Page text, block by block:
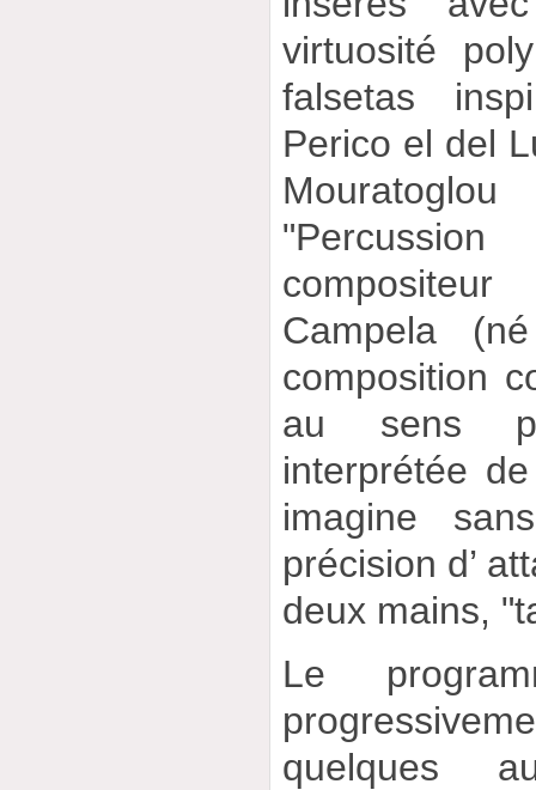
virtuosité
falsetas
Perico el del
Campela
composition
au sens
interprétée
imagine
précision d’
deux mains,
Le
quelques